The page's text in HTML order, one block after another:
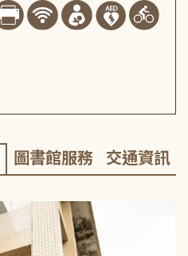
圖書館服務 交通資訊